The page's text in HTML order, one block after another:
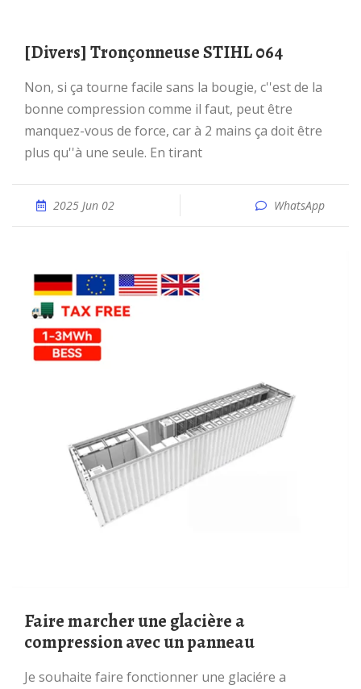
[Divers] Tronçonneuse STIHL 064
Non, si ça tourne facile sans la bougie, c''est de la
bonne compression comme il faut, peut être
manquez-vous de force, car à 2 mains ça doit être
plus qu''à une seule. En tirant
2025 Jun 02 WhatsApp
faire marcher une glacière a
compression avec un panneau
je souhaite faire fonctionner une glaciére a